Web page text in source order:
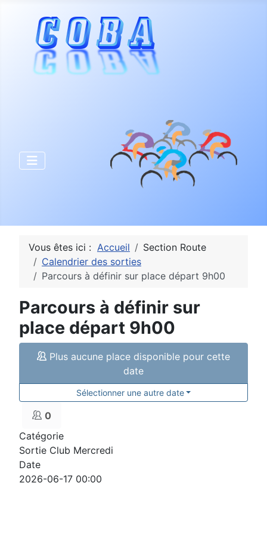
Vous êtes ici : Accueil
Section Route
Calendrier des sorties
Parcours à définir sur place départ 9h00
Parcours à définir sur
place départ 9h00
Plus aucune place disponible pour cette
date
Sélectionner une autre date
0
Catégorie
Sortie Club Mercredi
Date
2026-06-17 00:00